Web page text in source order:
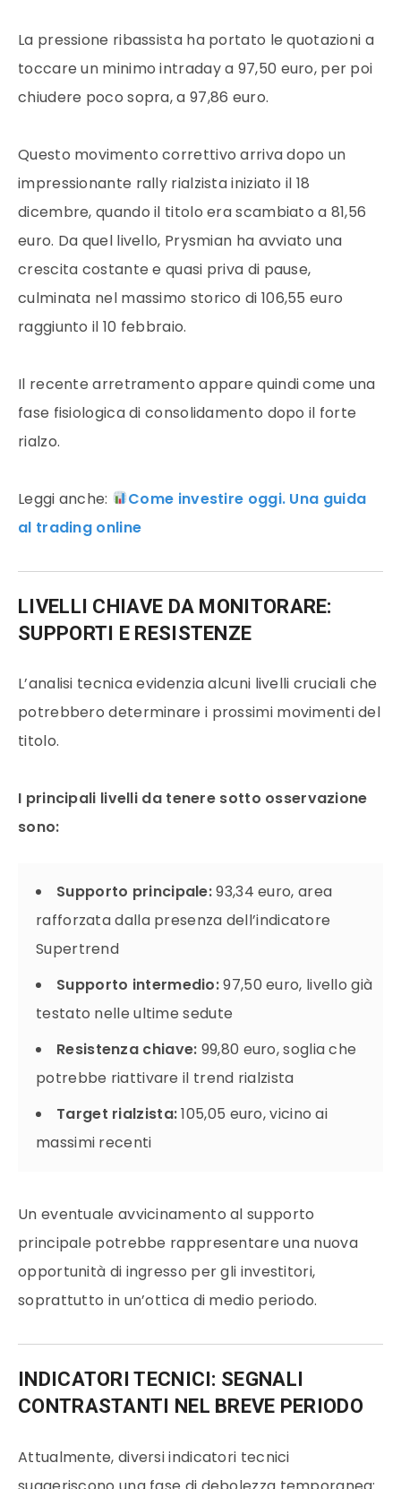
La pressione ribassista ha portato le quotazioni a
toccare un minimo intraday a 97,50 euro, per poi
chiudere poco sopra, a 97,86 euro.
Questo movimento correttivo arriva dopo un
impressionante rally rialzista iniziato il 18
dicembre, quando il titolo era scambiato a 81,56
euro. Da quel livello, Prysmian ha avviato una
crescita costante e quasi priva di pause,
culminata nel massimo storico di 106,55 euro
raggiunto il 10 febbraio.
Il recente arretramento appare quindi come una
fase fisiologica di consolidamento dopo il forte
rialzo.
Leggi anche:
Come investire oggi. Una guida
al trading online
LIVELLI CHIAVE DA MONITORARE:
SUPPORTI E RESISTENZE
L’analisi tecnica evidenzia alcuni livelli cruciali che
potrebbero determinare i prossimi movimenti del
titolo.
I principali livelli da tenere sotto osservazione
sono:
Supporto principale:93,34 euro, area
rafforzata dalla presenza dell’indicatore
Supertrend
Supporto intermedio:97,50 euro, livello già
testato nelle ultime sedute
Resistenza chiave: 99,80 euro, soglia che
potrebbe riattivare il trend rialzista
Target rialzista:105,05 euro, vicino ai
massimi recenti
Un eventuale avvicinamento al supporto
principale potrebbe rappresentare una nuova
opportunità di ingresso per gli investitori,
soprattutto in un’ottica di medio periodo.
INDICATORI TECNICI: SEGNALI
CONTRASTANTI NEL BREVE PERIODO
Attualmente, diversi indicatori tecnici